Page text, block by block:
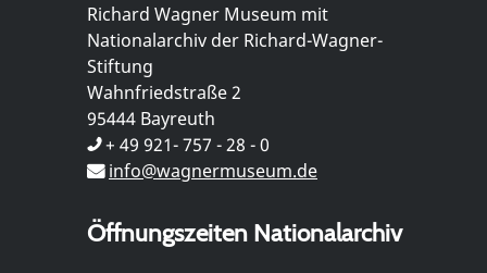
Richard Wagner Museum mit
Nationalarchiv der Richard-Wagner-
Stiftung
Wahnfriedstraße 2
95444 Bayreuth
+ 49 921- 757 - 28 - 0
info@wagnermuseum.de
Öffnungszeiten Nationalarchiv